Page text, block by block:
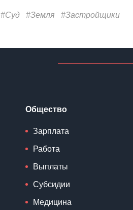
#Суд #Земля
#Застройщики
Общество
Зарплата
Работа
Выплаты
Субсидии
Медицина